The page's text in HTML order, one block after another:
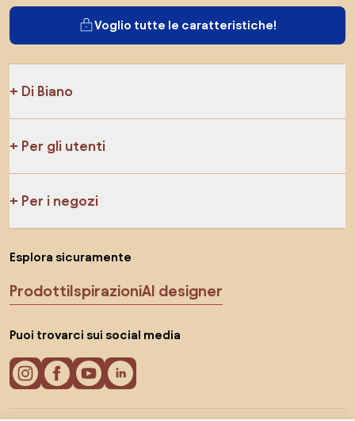
Voglio tutte le caratteristiche!
Di Biano
Per gli utenti
Per i negozi
Esplora sicuramente
ProdottiIspirazioniAI designer
Puoi trovarci sui social media